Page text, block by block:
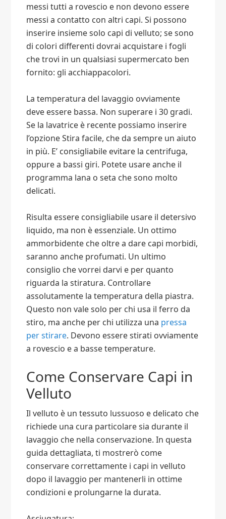
messi tutti a rovescio e non devono essere
messi a contatto con altri capi. Si possono
inserire insieme solo capi di velluto; se sono
di colori differenti dovrai acquistare i fogli
che trovi in un qualsiasi supermercato ben
fornito: gli acchiappacolori.
La temperatura del lavaggio ovviamente
deve essere bassa. Non superare i 30 gradi.
Se la lavatrice è recente possiamo inserire
l’opzione Stira facile, che da sempre un aiuto
in più. E’ consigliabile evitare la centrifuga,
oppure a bassi giri. Potete usare anche il
programma lana o seta che sono molto
delicati.
Risulta essere consigliabile usare il detersivo
liquido, ma non è essenziale. Un ottimo
ammorbidente che oltre a dare capi morbidi,
saranno anche profumati. Un ultimo
consiglio che vorrei darvi e per quanto
riguarda la stiratura. Controllare
assolutamente la temperatura della piastra.
Questo non vale solo per chi usa il ferro da
stiro, ma anche per chi utilizza una pressa
per stirare. Devono essere stirati ovviamente
a rovescio e a basse temperature.
Come Conservare Capi in
Velluto
Il velluto è un tessuto lussuoso e delicato che
richiede una cura particolare sia durante il
lavaggio che nella conservazione. In questa
guida dettagliata, ti mostrerò come
conservare correttamente i capi in velluto
dopo il lavaggio per mantenerli in ottime
condizioni e prolungarne la durata.